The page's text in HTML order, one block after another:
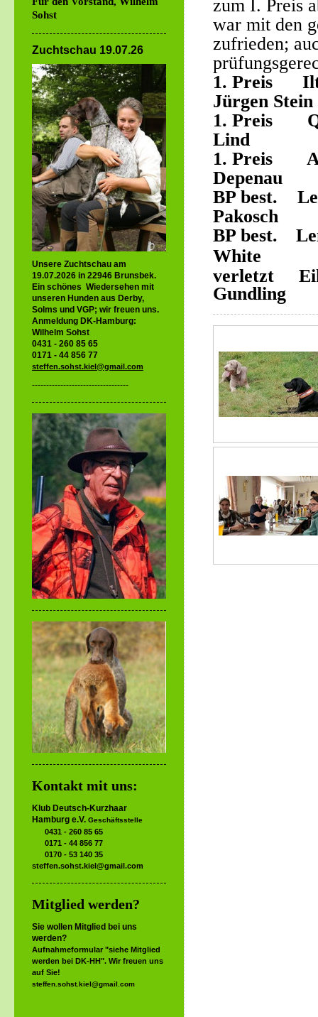
zum I. Preis
war mit den
zufrieden;
1. Preis
Jürgen Stein
1. Preis
Lind
1. Preis
Depenau
BP best.
Pakosch
BP best.
White
verletzt
Gundling
Sohst
Zuchtschau 19.07.26
Unsere Zuchtschau am
19.07.2026 in 22946 Brunsbek.
Ein schönes Wiedersehen mit
unseren Hunden aus Derby,
Solms und VGP; wir freuen uns.
Anmeldung DK-Hamburg:
Wilhelm Sohst
0431 - 260 85 65
0171 - 44 856 77
steffen.sohst.kiel@gmail.com
----------------------------------
Kontakt mit uns:
Klub Deutsch-Kurzhaar
Hamburg e.V. Geschäftsstelle
0431 - 260 85 65
0171 - 44 856 77
0170 - 53 140 35
steffen.sohst.kiel@gmail.com
Mitglied werden?
Sie wollen Mitglied bei uns
werden?
Aufnahmeformular "siehe Mitglied
werden bei DK-HH". Wir freuen uns
auf Sie!
steffen.sohst.kiel@gmail.com